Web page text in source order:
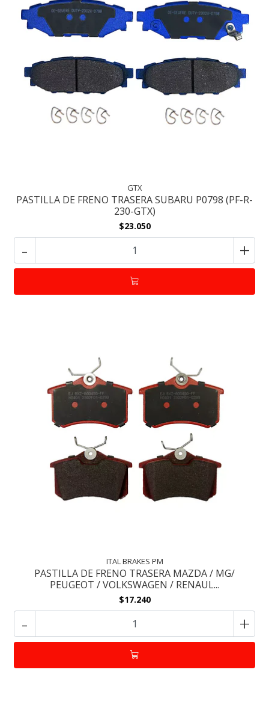
GTX
PASTILLA DE FRENO TRASERA SUBARU P0798 (PF-R-
230-GTX)
$23.050
- +
ITAL BRAKES PM
PASTILLA DE FRENO TRASERA MAZDA / MG/
PEUGEOT / VOLKSWAGEN / RENAUL...
$17.240
- +